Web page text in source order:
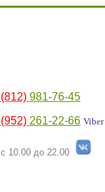
(812) 981-76-45
(952) 261-22-66 Viber
с 10.00 до 22.00